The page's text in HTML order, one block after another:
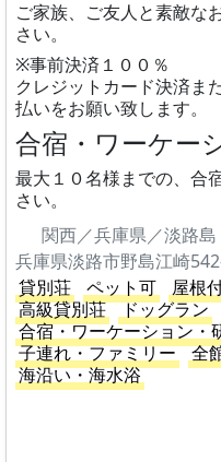
ご家族、ご友人と素敵な
さい。
※事前決済１００％
クレジットカード決済ま
払いをお願い致します。
合宿・ワーケー
最大１０名様までの、合
さい。
関西／兵庫県／淡路島
兵庫県淡路市野島江崎
貸別荘
ペット可 屋根
高級貸別荘
ドッグラン
合宿・ワーケーション・
子連れ・ファミリー
全
海沿い・海水浴